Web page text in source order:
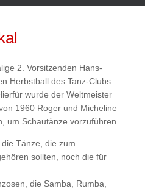
2. Vorsitzenden Hans-
Herbstball des Tanz-Clubs
wurde der Weltmeister
1960 Roger und Micheline
um Schautänze vorzuführen.
Tänze, die zum
sollten, noch die für
die Samba, Rumba,